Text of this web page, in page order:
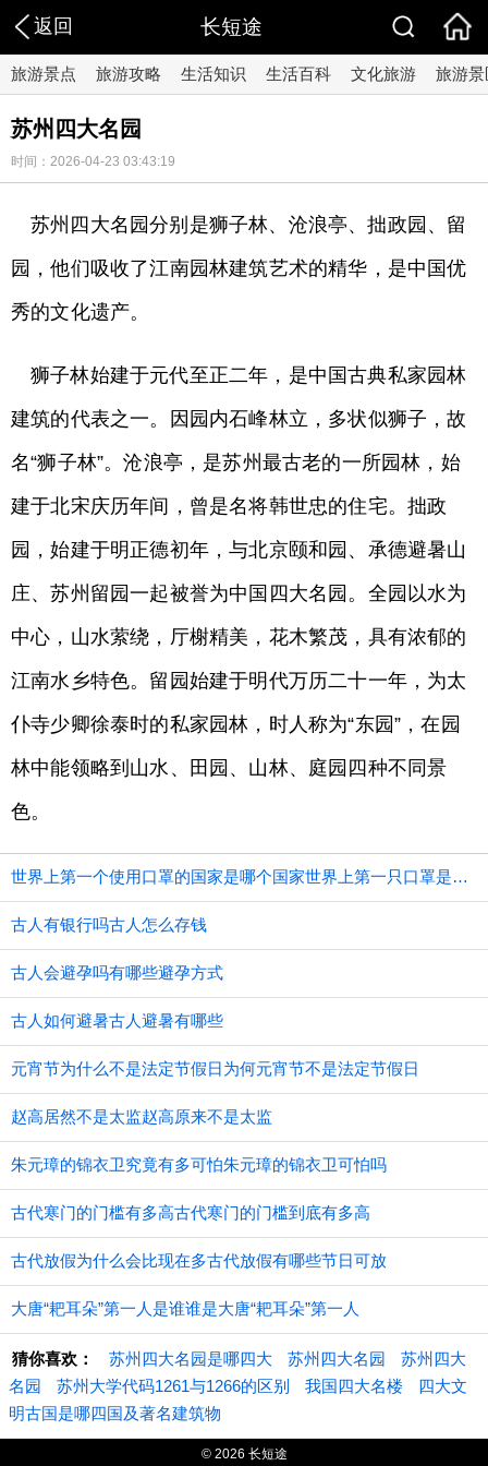
返回 长短途
旅游景点 旅游攻略 生活知识 生活百科 文化旅游 旅游景
苏州四大名园
时间：2026-04-23 03:43:19
苏州四大名园分别是狮子林、沧浪亭、拙政园、留
园，他们吸收了江南园林建筑艺术的精华，是中国优
秀的文化遗产。
狮子林始建于元代至正二年，是中国古典私家园林
建筑的代表之一。因园内石峰林立，多状似狮子，故
名“狮子林”。沧浪亭，是苏州最古老的一所园林，始
建于北宋庆历年间，曾是名将韩世忠的住宅。拙政
园，始建于明正德初年，与北京颐和园、承德避暑山
庄、苏州留园一起被誉为中国四大名园。全园以水为
中心，山水萦绕，厅榭精美，花木繁茂，具有浓郁的
江南水乡特色。留园始建于明代万历二十一年，为太
仆寺少卿徐泰时的私家园林，时人称为“东园”，在园
林中能领略到山水、田园、山林、庭园四种不同景
色。
世界上第一个使用口罩的国家是哪个国家世界上第一只口罩是谁发明的
古人有银行吗古人怎么存钱
古人会避孕吗有哪些避孕方式
古人如何避暑古人避暑有哪些
元宵节为什么不是法定节假日为何元宵节不是法定节假日
赵高居然不是太监赵高原来不是太监
朱元璋的锦衣卫究竟有多可怕朱元璋的锦衣卫可怕吗
古代寒门的门槛有多高古代寒门的门槛到底有多高
古代放假为什么会比现在多古代放假有哪些节日可放
大唐“耙耳朵”第一人是谁谁是大唐“耙耳朵”第一人
猜你喜欢： 苏州四大名园是哪四大 苏州四大名园
苏州四大
名园
苏州大学代码1261与1266的区别 我国四大名楼
四大文
明古国是哪四国及著名建筑物
© 2026 长短途